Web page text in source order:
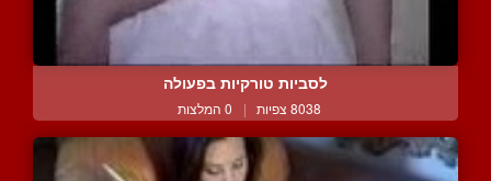
לסביות טורקיות בפעולה
8038 צפיות | 0 המלצות